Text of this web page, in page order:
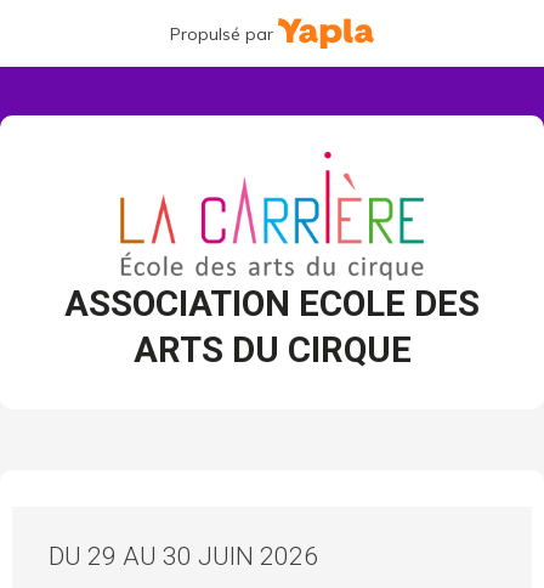
Propulsé par
ASSOCIATION ECOLE DES
ARTS DU CIRQUE
DU 29 AU 30 JUIN 2026